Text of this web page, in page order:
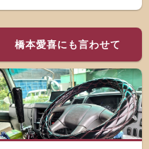
橋本愛喜にも言わせて